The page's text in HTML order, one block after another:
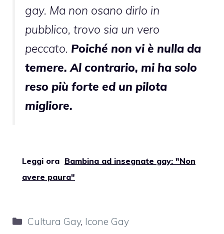
gay. Ma non osano dirlo in
pubblico, trovo sia un vero
peccato. Poiché non vi è nulla da
temere. Al contrario, mi ha solo
reso più forte ed un pilota
migliore.
Leggi ora Bambina ad insegnate gay: "Non
avere paura"
Categorie
Cultura Gay, Icone Gay